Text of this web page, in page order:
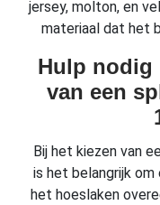
jersey, molton, en
materiaal dat het
Hulp nodig
van een
Bij het kiezen van
is het belangrijk
het hoeslaken